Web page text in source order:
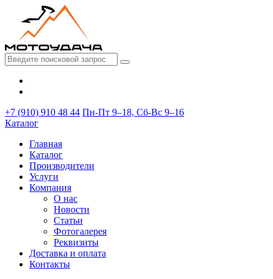
+7 (910) 910 48 44 Пн-Пт 9–18, Сб-Вс 9–16
Каталог
Главная
Каталог
Производители
Услуги
Компания
О нас
Новости
Статьи
Фотогалерея
Реквизиты
Доставка и оплата
Контакты